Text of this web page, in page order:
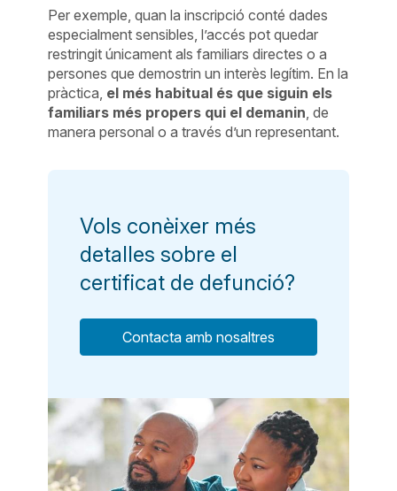
Per exemple, quan la inscripció conté dades
especialment sensibles, l’accés pot quedar
restringit únicament als familiars directes o a
persones que demostrin un interès legítim. En la
pràctica, el més habitual és que siguin els
familiars més propers qui el demanin , de
manera personal o a través d’un representant.
Vols conèixer més
detalles sobre el
certificat de defunció?
Contacta amb nosaltres